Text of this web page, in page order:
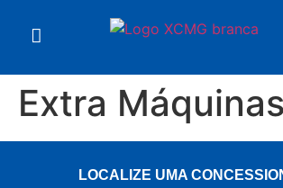
Extra
LOCALIZE UMA